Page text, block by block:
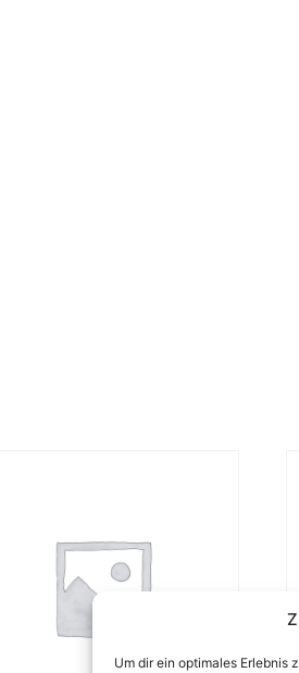
Um dir ein optimales Erlebnis